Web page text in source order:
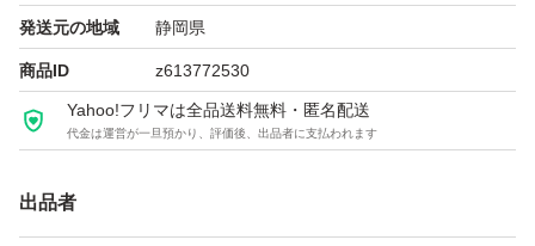
発送元の地域 静岡県
商品ID z613772530
Yahoo!フリマは全品送料無料・匿名配送
代金は運営が一旦預かり、評価後、出品者に支払われます
出品者